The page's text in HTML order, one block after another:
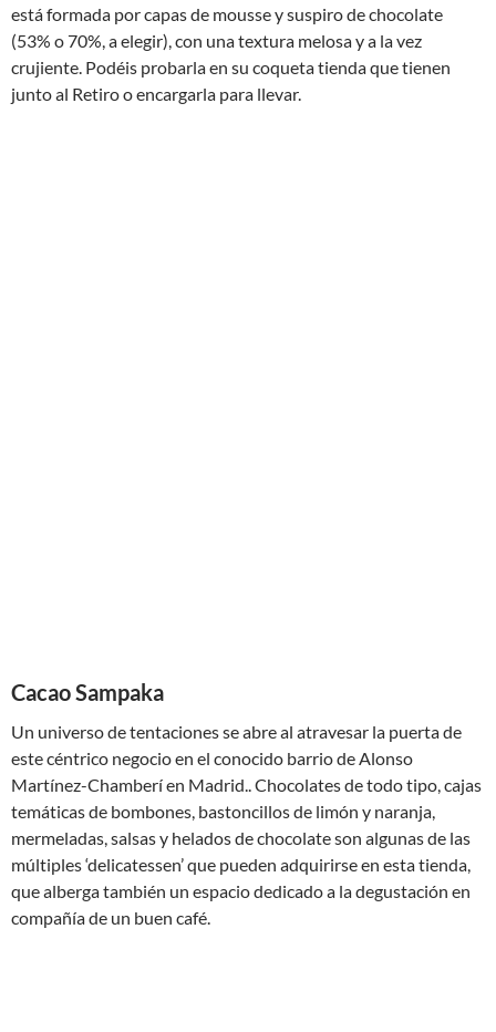
está formada por capas de mousse y suspiro de chocolate
(53% o 70%, a elegir), con una textura melosa y a la vez
crujiente. Podéis probarla en su coqueta tienda que tienen
junto al Retiro o encargarla para llevar.
Cacao Sampaka
Un universo de tentaciones se abre al atravesar la puerta de
este céntrico negocio en el conocido barrio de Alonso
Martínez-Chamberí en Madrid.. Chocolates de todo tipo, cajas
temáticas de bombones, bastoncillos de limón y naranja,
mermeladas, salsas y helados de chocolate son algunas de las
múltiples ‘delicatessen’ que pueden adquirirse en esta tienda,
que alberga también un espacio dedicado a la degustación en
compañía de un buen café.